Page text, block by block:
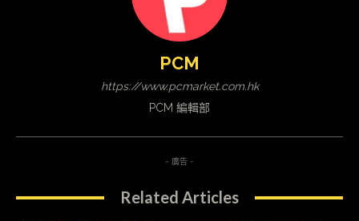
PCM
https://www.pcmarket.com.hk
PCM 編輯部
- 廣告 -
Related Articles